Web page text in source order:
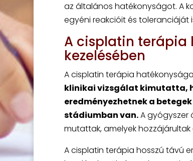
az általános hatékonyságot. A
egyéni reakcióit és toleranciáját
A cisplatin terápia
kezelésében
A cisplatin terápia
klinikai vizsgálat kimutatta,
eredményezhetnek a
stádiumban van.A gyógyszer
mutattak, amelyek
A cisplatin terápia hosszú távú